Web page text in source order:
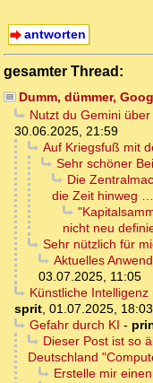
antworten
gesamter Thread:
Dumm, dümmer,
Nutzt du Gemini
30.06.2025, 21:59
Auf Kriegsfuß mit
Sehr schöner
Die
die Zeit hinweg …
nicht neu
Sehr nützlich für
Aktuelles
03.07.2025, 11:05
Künstliche
sprit, 01.07.2025, 18:03
Gefahr durch KI -
Dieser Post ist so
Deutschland
Erstelle mir